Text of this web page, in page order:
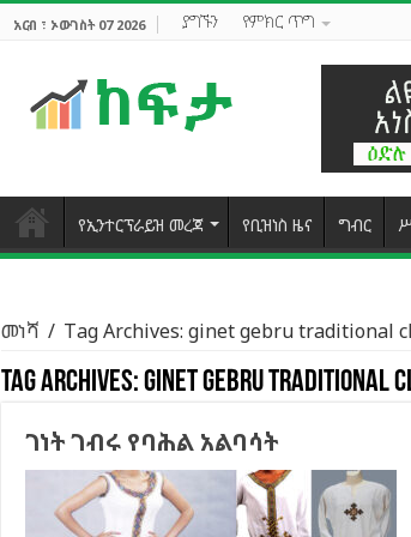
አርብ ፣ ኦውገስት 07 2026 ያግኙን የምክር ጥግ
የኢንተርፕራይዝ መረጃ የቢዝነስ ዜና ግብር
መነሻ / Tag Archives: ginet gebru traditional
Tag Archives:ginet gebru traditional
ገነት ገብሩ የባሕል አልባሳት